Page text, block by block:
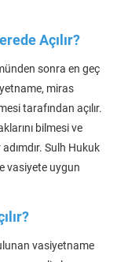
Açılır?
sonra en geç
miras
tarafından açılır.
bilmesi ve
Sulh Hukuk
vasiyete uygun
vasiyetname